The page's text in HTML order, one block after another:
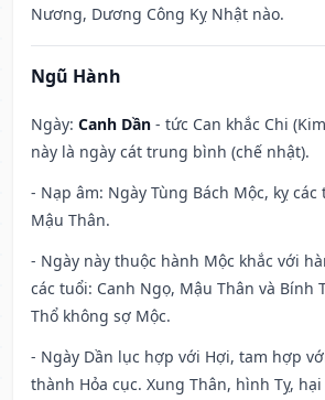
Nương, Dương Công Kỵ Nhật nào.
Ngũ Hành
Ngày: Canh Dần - tức Can khắc Chi
này là ngày cát trung bình (chế nhật).
- Nạp âm: Ngày Tùng Bách Mộc, kỵ các
Mậu Thân.
- Ngày này thuộc hành Mộc khắc với
các tuổi: Canh Ngọ, Mậu Thân và Bính
Thổ không sợ Mộc.
- Ngày Dần lục hợp với Hợi, tam hợp
thành Hỏa cục. Xung Thân, hình Tỵ,